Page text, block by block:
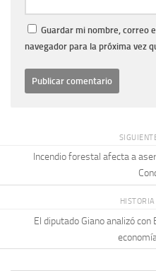
Guardar mi nombre, correo
navegador para la próxima vez
Incendio forestal afecta a
El diputado Giano analizó